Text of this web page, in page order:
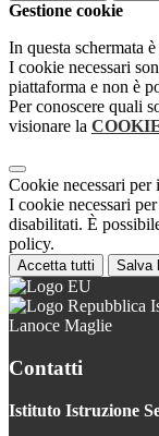
Gestione cookie
In questa schermata
I cookie necessari
piattaforma e non è
Per conoscere quali
visionare la
Cookie necessari
I cookie necessari
disabilitati. È
policy.
Accetta tutti Salva
Lanoce Maglie
Contatti
Istituto Istruzione